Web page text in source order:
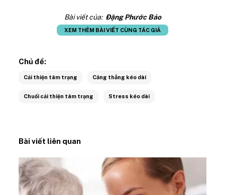
Bài viết của: Đặng Phước Bảo
XEM THÊM BÀI VIẾT CÙNG TÁC GIẢ
Chủ đề:
Cải thiện tâm trạng Căng thẳng kéo dài
Chuối cải thiện tâm trạng Stress kéo dài
Bài viết liên quan